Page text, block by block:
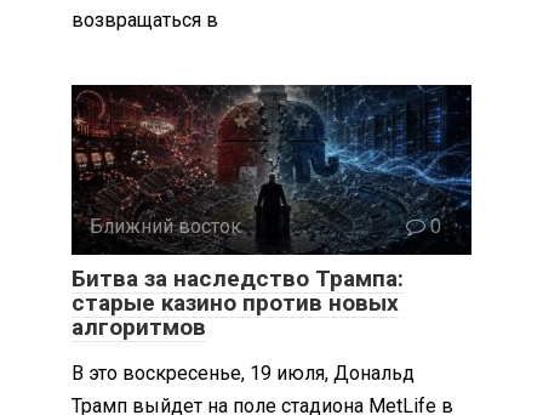
возвращаться в
Ближний восток 0
Битва за наследство Трампа:
старые казино против новых
алгоритмов
В это воскресенье, 19 июля, Дональд
Трамп выйдет на поле стадиона MetLife в